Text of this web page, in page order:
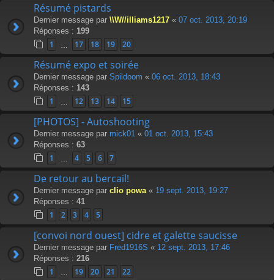
Résumé pistards
Dernier message par \\W//illiams1217 « 07 oct. 2013, 20:19
Réponses : 199
1 17 18 19 20
Résumé expo et soirée
Dernier message par Spildoom « 06 oct. 2013, 18:43
Réponses : 143
1 12 13 14 15
[PHOTOS] - Autoshooting
Dernier message par mick01 « 01 oct. 2013, 15:43
Réponses : 63
1 4 5 6 7
De retour au bercail!
Dernier message par clio powa « 19 sept. 2013, 19:27
Réponses : 41
1 2 3 4 5
[convoi nord ouest] cidre et galette saucisse
Dernier message par Fred1916S « 12 sept. 2013, 17:46
Réponses : 216
1 19 20 21 22